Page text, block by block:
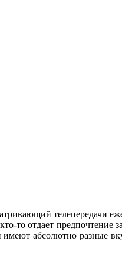
телепередачи
то отдает
абсолютно разные